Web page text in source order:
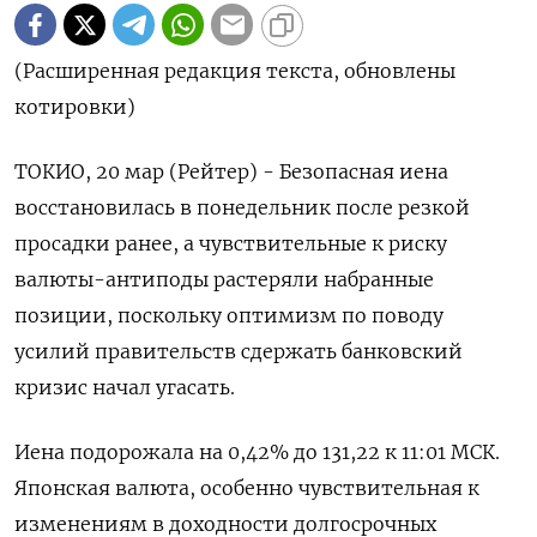
(Расширенная редакция текста, обновлены
котировки)
ТОКИО, 20 мар (Рейтер) - Безопасная иена
восстановилась в понедельник после резкой
просадки ранее, а чувствительные к риску
валюты-антиподы растеряли набранные
позиции, поскольку оптимизм по поводу
усилий правительств сдержать банковский
кризис начал угасать.
Иена подорожала на 0,42%​ до 131,22 к 11:01 МСК.
Японская валюта, особенно чувствительная к
изменениям в доходности долгосрочных